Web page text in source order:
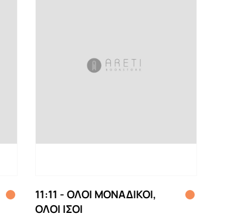
11:11 - ΟΛΟΙ ΜΟΝΑΔΙΚΟΙ,
ΟΛΟΙ ΙΣΟΙ